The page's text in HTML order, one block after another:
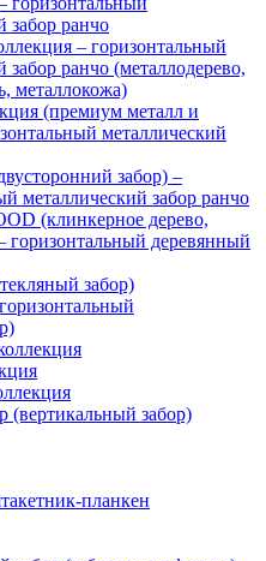
забор ранчо
– горизонтальный
забор ранчо (металлодерево,
металлокожа)
(премиум металл и
металлический
забор) –
металлический забор ранчо
(клинкерное дерево,
горизонтальный деревянный
забор)
забор)
планкен